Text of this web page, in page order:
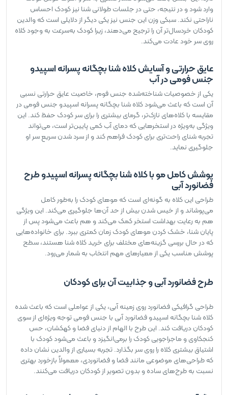
وارد شود و در نتیجه، حتی در جلسات طولانی شنا نیز کودک احساس
ناراحتی نکند. سبکی وزن این جنس نیز یکی دیگر از دلایلی است که والدین
کودکان خردسال‌تر آن را ترجیح می‌دهند، زیرا کودک به‌سرعت به وجود کلاه
روی سر خود عادت می‌کند.
عایق حرارتی و آسایش کلاه شنا بچگانه پسرانه اسپیدو
جنس فومی در آب
یکی از خصوصیات شناخته‌شده جنس فوم، خاصیت عایق حرارتی نسبی
آن است که باعث می‌شود کلاه شنا بچگانه پسرانه اسپیدو جنس فومی در
مقایسه با کلاه‌های نازک‌تر، گرمای بیشتری را برای سر کودک حفظ کند. این
ویژگی به‌ویژه در استخرهایی که دمای آب کمی پایین‌تر است، می‌تواند
تجربه شنای راحت‌تری برای کودک فراهم کند و از سرد شدن سریع سر او
جلوگیری نماید.
پوشش کامل مو با کلاه شنا بچگانه پسرانه اسپیدو طرح
فضانورد آبی
طراحی این کلاه به گونه‌ای است که موهای کودک را به‌طور کامل
می‌پوشاند و از خیس شدن بیش از حد آن‌ها جلوگیری می‌کند. این ویژگی
هم به رعایت بهداشت استخر کمک می‌کند و هم باعث می‌شود پس از
پایان شنا، خشک کردن موهای کودک زمان کمتری ببرد. برای خانواده‌هایی
که در حال بررسی گزینه‌های مختلف برای خرید کلاه شنا هستند، سطح
پوشش مناسب یکی از معیارهای مهم انتخاب به شمار می‌رود.
طرح فضانورد آبی و جذابیت آن برای کودکان
طراحی گرافیکی فضانورد روی زمینه آبی، یکی از عواملی است که باعث شده
کلاه شنا بچگانه اسپیدو فضانورد آبی با جنس فومی توجه ویژه‌ای از سوی
کودکان دریافت کند. این طرح با الهام از دنیای فضا و کهکشان، حس
کنجکاوی و ماجراجویی کودک را برمی‌انگیزد و باعث می‌شود کودک با
اشتیاق بیشتری کلاه را روی سر بگذارد. تجربه بسیاری از والدین نشان داده
که طراحی‌های موضوعی مانند فضا و فضانوردی، معمولاً بازخورد بهتری
نسبت به طرح‌های ساده و بدون تصویر از کودکان دریافت می‌کنند.